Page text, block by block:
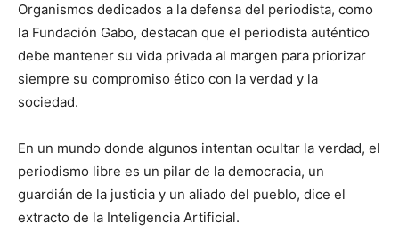
Organismos dedicados a la defensa del periodista, como
la Fundación Gabo, destacan que el periodista auténtico
debe mantener su vida privada al margen para priorizar
siempre su compromiso ético con la verdad y la
sociedad.
En un mundo donde algunos intentan ocultar la verdad, el
periodismo libre es un pilar de la democracia, un
guardián de la justicia y un aliado del pueblo, dice el
extracto de la Inteligencia Artificial.